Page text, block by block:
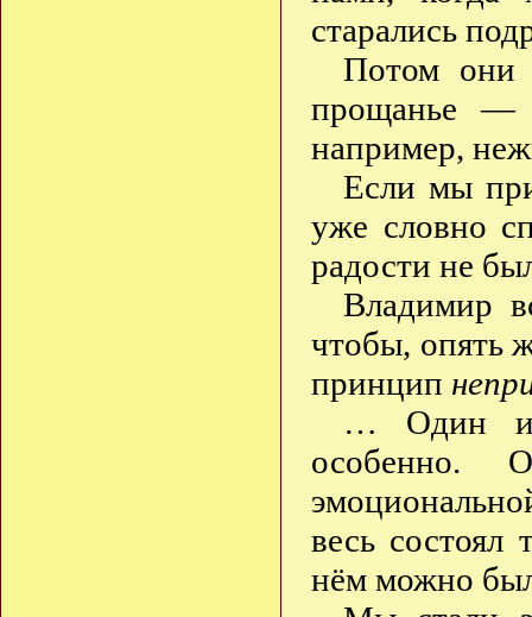
старались
Потом они
прощанье —
например,
Если мы
уже словно
радости не
Владимир
чтобы, опять
принцип
… Один из
особенно.
весь состоял
нём можно